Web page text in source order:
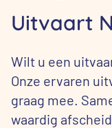
Uitvaart
Wilt u een
Onze ervaren
graag mee.
waardig